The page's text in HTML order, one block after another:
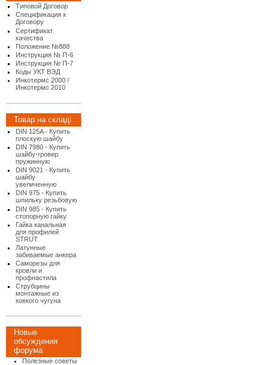
Типовой Договор
Спецификация к
Договору
Сертификат
качества
Положение №888
Инструкция № П-6
Инструкция № П-7
Коды УКТ ВЭД
Инкотермс 2000 /
Инкотермс 2010
Товар на складі
DIN 125A - Купить
плоскую шайбу
DIN 7980 - Купить
шайбу-гровер
пружинную
DIN 9021 - Купить
шайбу
увеличенную
DIN 975 - Купить
шпильку резьбовую
DIN 985 - Купить
стопорную гайку
Гайка канальная
для профилей
STRUT
Латунные
забиваемые анкера
Саморезы для
кровли и
профнастила
Струбцины
монтажные из
ковкого чугуна
Новые
обсуждения
форума
Полезные советы